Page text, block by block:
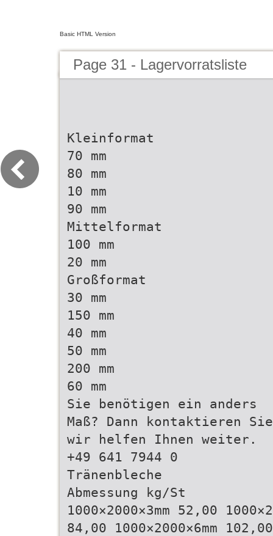
Basic HTML Version
Page 31 - Lagervorratsliste
Kleinformat
70 mm
80 mm
10 mm
90 mm
Mittelformat
100 mm
20 mm
Großformat
30 mm
150 mm
40 mm
50 mm
200 mm
60 mm
Sie benötigen ein anders
Maß? Dann kontaktieren
wir helfen Ihnen weiter.
+49 641 7944 0
Tränenbleche
Abmessung kg/St
1000×2000×3mm 52,00
84,00 1000×2000×6mm